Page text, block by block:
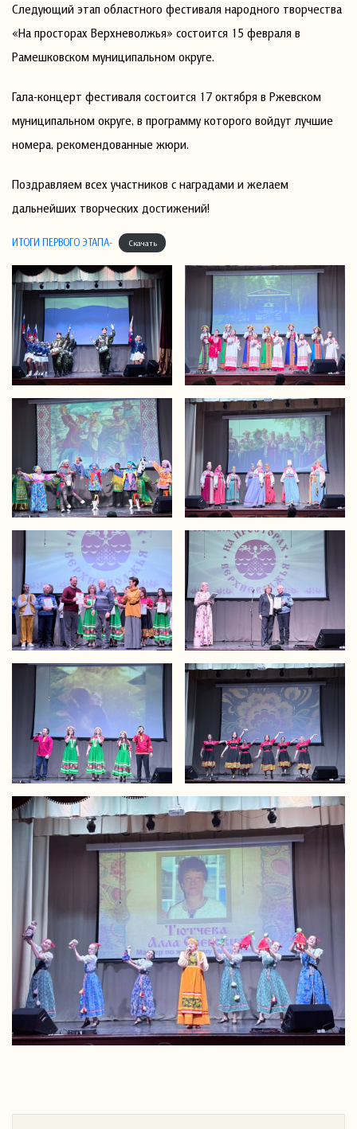
Следующий этап областного фестиваля народного творчества
«На просторах Верхневолжья» состоится 15 февраля в
Рамешковском муниципальном округе.
Гала-концерт фестиваля состоится 17 октября в Ржевском
муниципальном округе, в программу которого войдут лучшие
номера, рекомендованные жюри.
Поздравляем всех участников с наградами и желаем
дальнейших творческих достижений!
ИТОГИ ПЕРВОГО ЭТАПА- Скачать